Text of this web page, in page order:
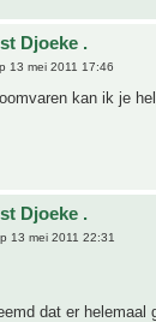
Djoeke .
13 mei 2011 17:46
kan ik je
Djoeke .
13 mei 2011 22:31
dat er helemaal